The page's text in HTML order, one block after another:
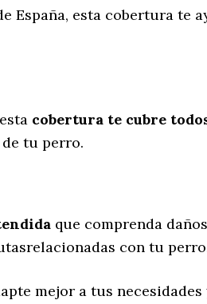
España, esta cobertura te
cobertura te cubre
tu perro.
que comprenda
con tu
mejor a tus